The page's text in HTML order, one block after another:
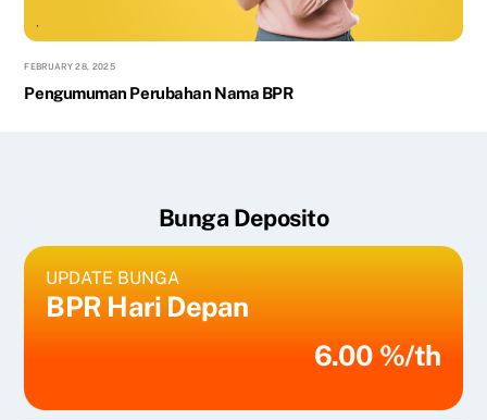
FEBRUARY 28, 2025
Pengumuman Perubahan Nama BPR
Bunga Deposito
UPDATE BUNGA
BPR Hari Depan
6.00 %/th